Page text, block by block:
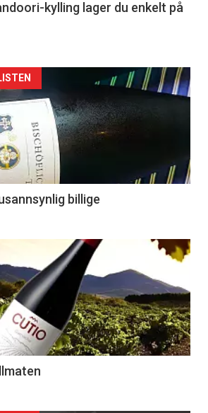
kylling lager du enkelt på
billige